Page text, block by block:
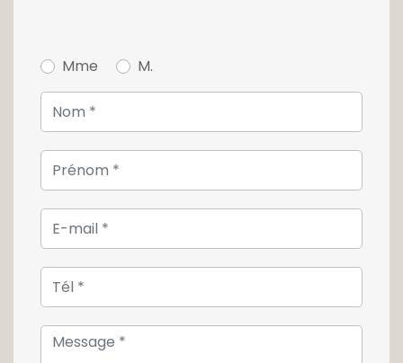
cuisine se trouve le living, un espace de
traversante. Votre salon vous donne un
accès direct à une première terrasse de 30m²
exposée plein sud, elle vous permet de
profiter des beaux jours à l'abris des regards
et dispose d'un store.
Votre terrasse vous permet un accès direct
au jardin et à la terrasse couverte du
dessous, protégée du soleil.
Au premier étage de cette maison de
caractère, se dessine l'espace nuit. Deux
Mme M.